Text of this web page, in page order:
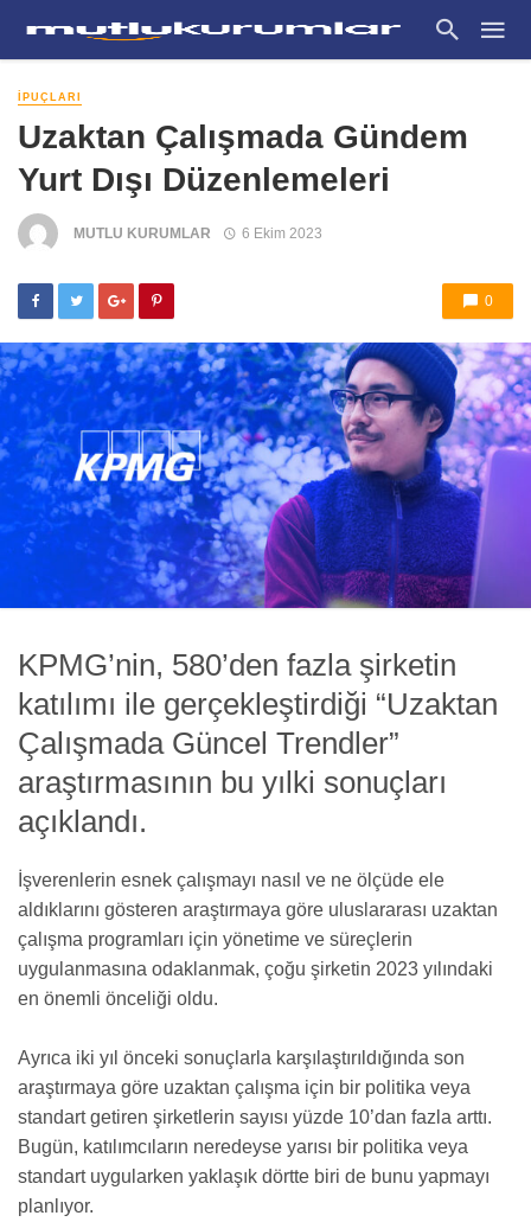
İPUÇLARI
Uzaktan Çalışmada Gündem
Yurt Dışı Düzenlemeleri
MUTLU KURUMLAR 6 Ekim 2023
0
KPMG’nin, 580’den fazla şirketin
katılımı ile gerçekleştirdiği “Uzaktan
Çalışmada Güncel Trendler”
araştırmasının bu yılki sonuçları
açıklandı.
İşverenlerin esnek çalışmayı nasıl ve ne ölçüde ele
aldıklarını gösteren araştırmaya göre uluslararası uzaktan
çalışma programları için yönetime ve süreçlerin
uygulanmasına odaklanmak, çoğu şirketin 2023 yılındaki
en önemli önceliği oldu.
Ayrıca iki yıl önceki sonuçlarla karşılaştırıldığında son
araştırmaya göre uzaktan çalışma için bir politika veya
standart getiren şirketlerin sayısı yüzde 10’dan fazla arttı.
Bugün, katılımcıların neredeyse yarısı bir politika veya
standart uygularken yaklaşık dörtte biri de bunu yapmayı
planlıyor.